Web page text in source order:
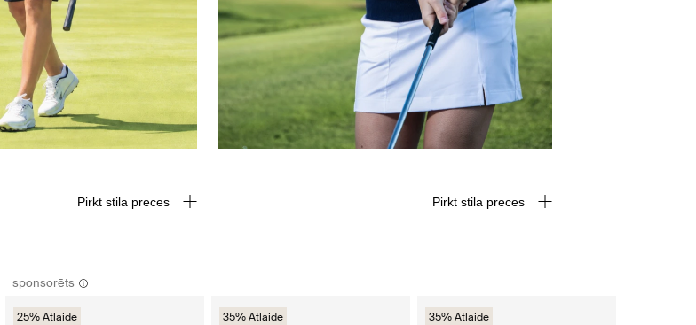
sponsorēts
25% Atlaide 35% Atlaide 35% Atlaide
Pirkt stila preces Pirkt stila preces